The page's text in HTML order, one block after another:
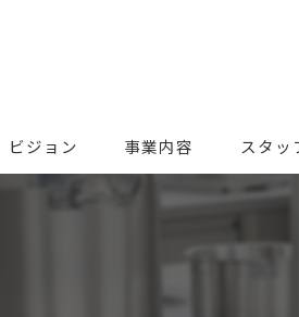
ビジョン 事業内容 スタッ